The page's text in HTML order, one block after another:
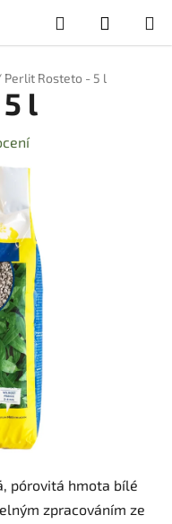
Hledat
KOŠÍK
Perlit Rosteto - 5 l
pórovitá hmota bílé
zpracováním ze
l